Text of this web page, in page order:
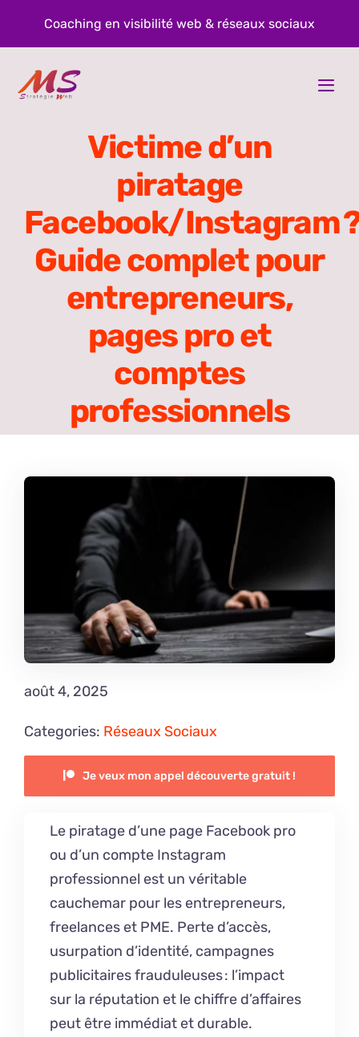
Coaching en visibilité web & réseaux sociaux
À propos
Prestations
Blog
Contact
Victime d’un
piratage
Facebook/Instagram
Guide complet pour
entrepreneurs,
pages pro et
comptes
professionnels
août 4, 2025
Categories: Réseaux Sociaux
Je veux mon appel découverte gratuit !
Le piratage d’une page Facebook pro
ou d’un compte Instagram
professionnel est un véritable
cauchemar pour les entrepreneurs,
freelances et PME. Perte d’accès,
usurpation d’identité, campagnes
publicitaires frauduleuses : l’impact
sur la réputation et le chiffre d’affaires
peut être immédiat et durable.